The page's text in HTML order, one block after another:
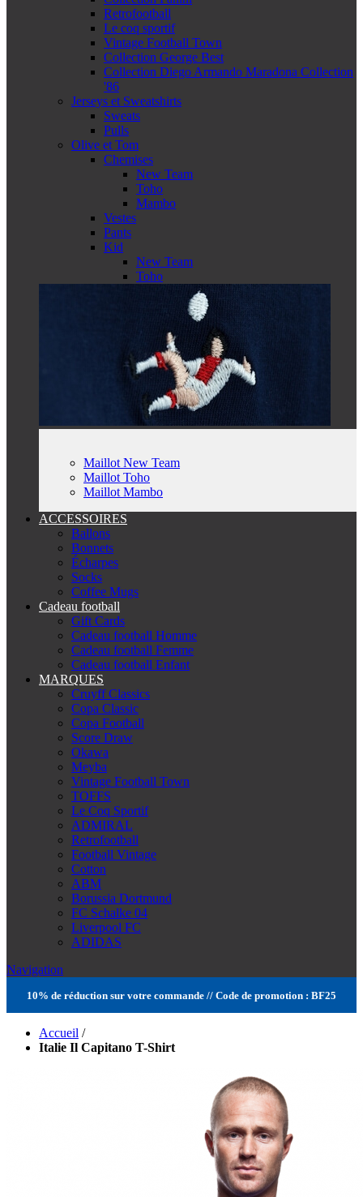
Retrofootball
Le coq sportif
Vintage Football Town
Collection George Best
Collection Diego Armando Maradona Collection
'86
Jerseys et Sweatshirts
Sweats
Pulls
Olive et Tom
Chemises
New Team
Toho
Mambo
Vestes
Pants
Kid
New Team
Toho
Maillot New Team
Maillot Toho
Maillot Mambo
ACCESSOIRES
Ballons
Bonnets
Écharpes
Socks
Coffee Mugs
Cadeau football
Gift Cards
Cadeau football Homme
Cadeau football Femme
Cadeau football Enfant
MARQUES
Cruyff Classics
Copa Classic
Copa Football
Score Draw
Okawa
Meyba
Vintage Football Town
TOFFS
Le Coq Sportif
ADMIRAL
Retrofootball
Football Vintage
Cotton
ABM
Borussia Dortmund
FC Schalke 04
Liverpool FC
ADIDAS
Navigation
10% de réduction sur votre commande // Code de promotion : BF25
Accueil /
Italie Il Capitano T-Shirt